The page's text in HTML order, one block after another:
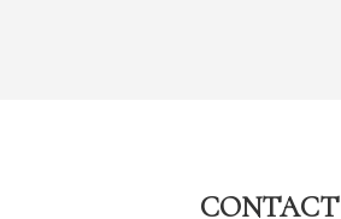
CONTACT